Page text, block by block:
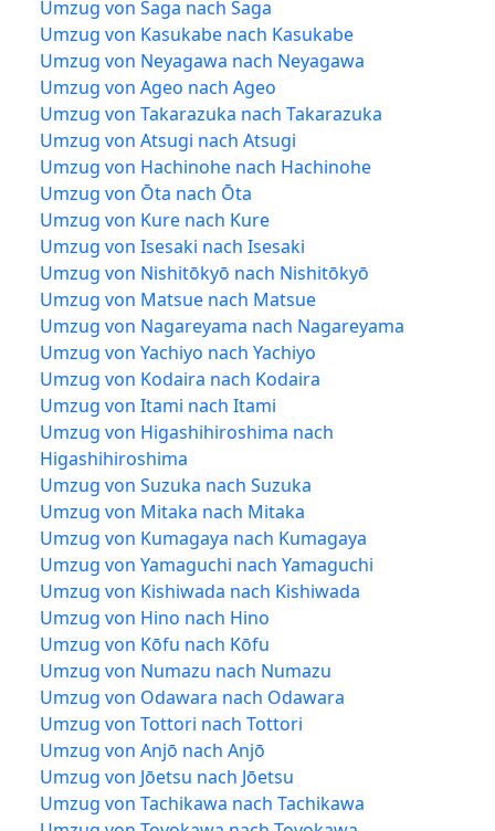
Umzug von Saga nach Saga
Umzug von Kasukabe nach Kasukabe
Umzug von Neyagawa nach Neyagawa
Umzug von Ageo nach Ageo
Umzug von Takarazuka nach Takarazuka
Umzug von Atsugi nach Atsugi
Umzug von Hachinohe nach Hachinohe
Umzug von Ōta nach Ōta
Umzug von Kure nach Kure
Umzug von Isesaki nach Isesaki
Umzug von Nishitōkyō nach Nishitōkyō
Umzug von Matsue nach Matsue
Umzug von Nagareyama nach Nagareyama
Umzug von Yachiyo nach Yachiyo
Umzug von Kodaira nach Kodaira
Umzug von Itami nach Itami
Umzug von Higashihiroshima nach
Higashihiroshima
Umzug von Suzuka nach Suzuka
Umzug von Mitaka nach Mitaka
Umzug von Kumagaya nach Kumagaya
Umzug von Yamaguchi nach Yamaguchi
Umzug von Kishiwada nach Kishiwada
Umzug von Hino nach Hino
Umzug von Kōfu nach Kōfu
Umzug von Numazu nach Numazu
Umzug von Odawara nach Odawara
Umzug von Tottori nach Tottori
Umzug von Anjō nach Anjō
Umzug von Jōetsu nach Jōetsu
Umzug von Tachikawa nach Tachikawa